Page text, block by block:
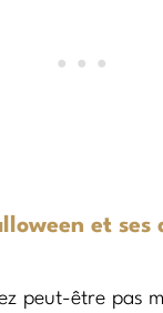
et ses
peut-être pas